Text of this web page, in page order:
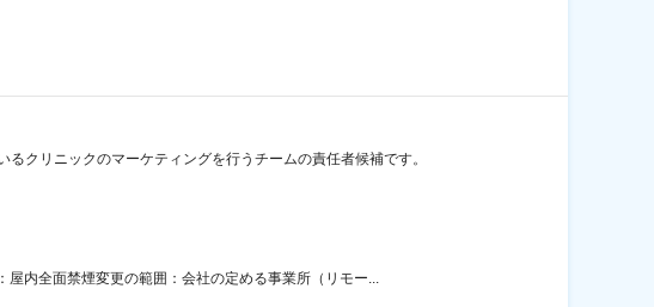
クリニックのマーケティングを行うチームの責任者候補です。
内全面禁煙変更の範囲：会社の定める事業所（リモー...